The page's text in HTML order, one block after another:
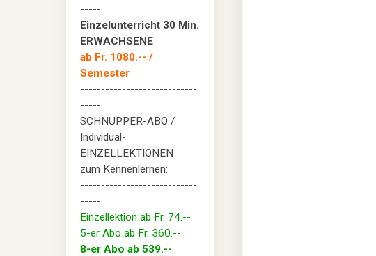
-----
Einzelunterricht 30 Min.
ERWACHSENE
ab Fr. 1080.-- /
Semester
----------------------------
-----
SCHNUPPER-ABO /
Individual-
EINZELLEKTIONEN
zum Kennenlernen:
----------------------------
-----
Einzellektion ab Fr. 74.--
5-er Abo ab Fr. 360.--
8-er Abo ab 539.--